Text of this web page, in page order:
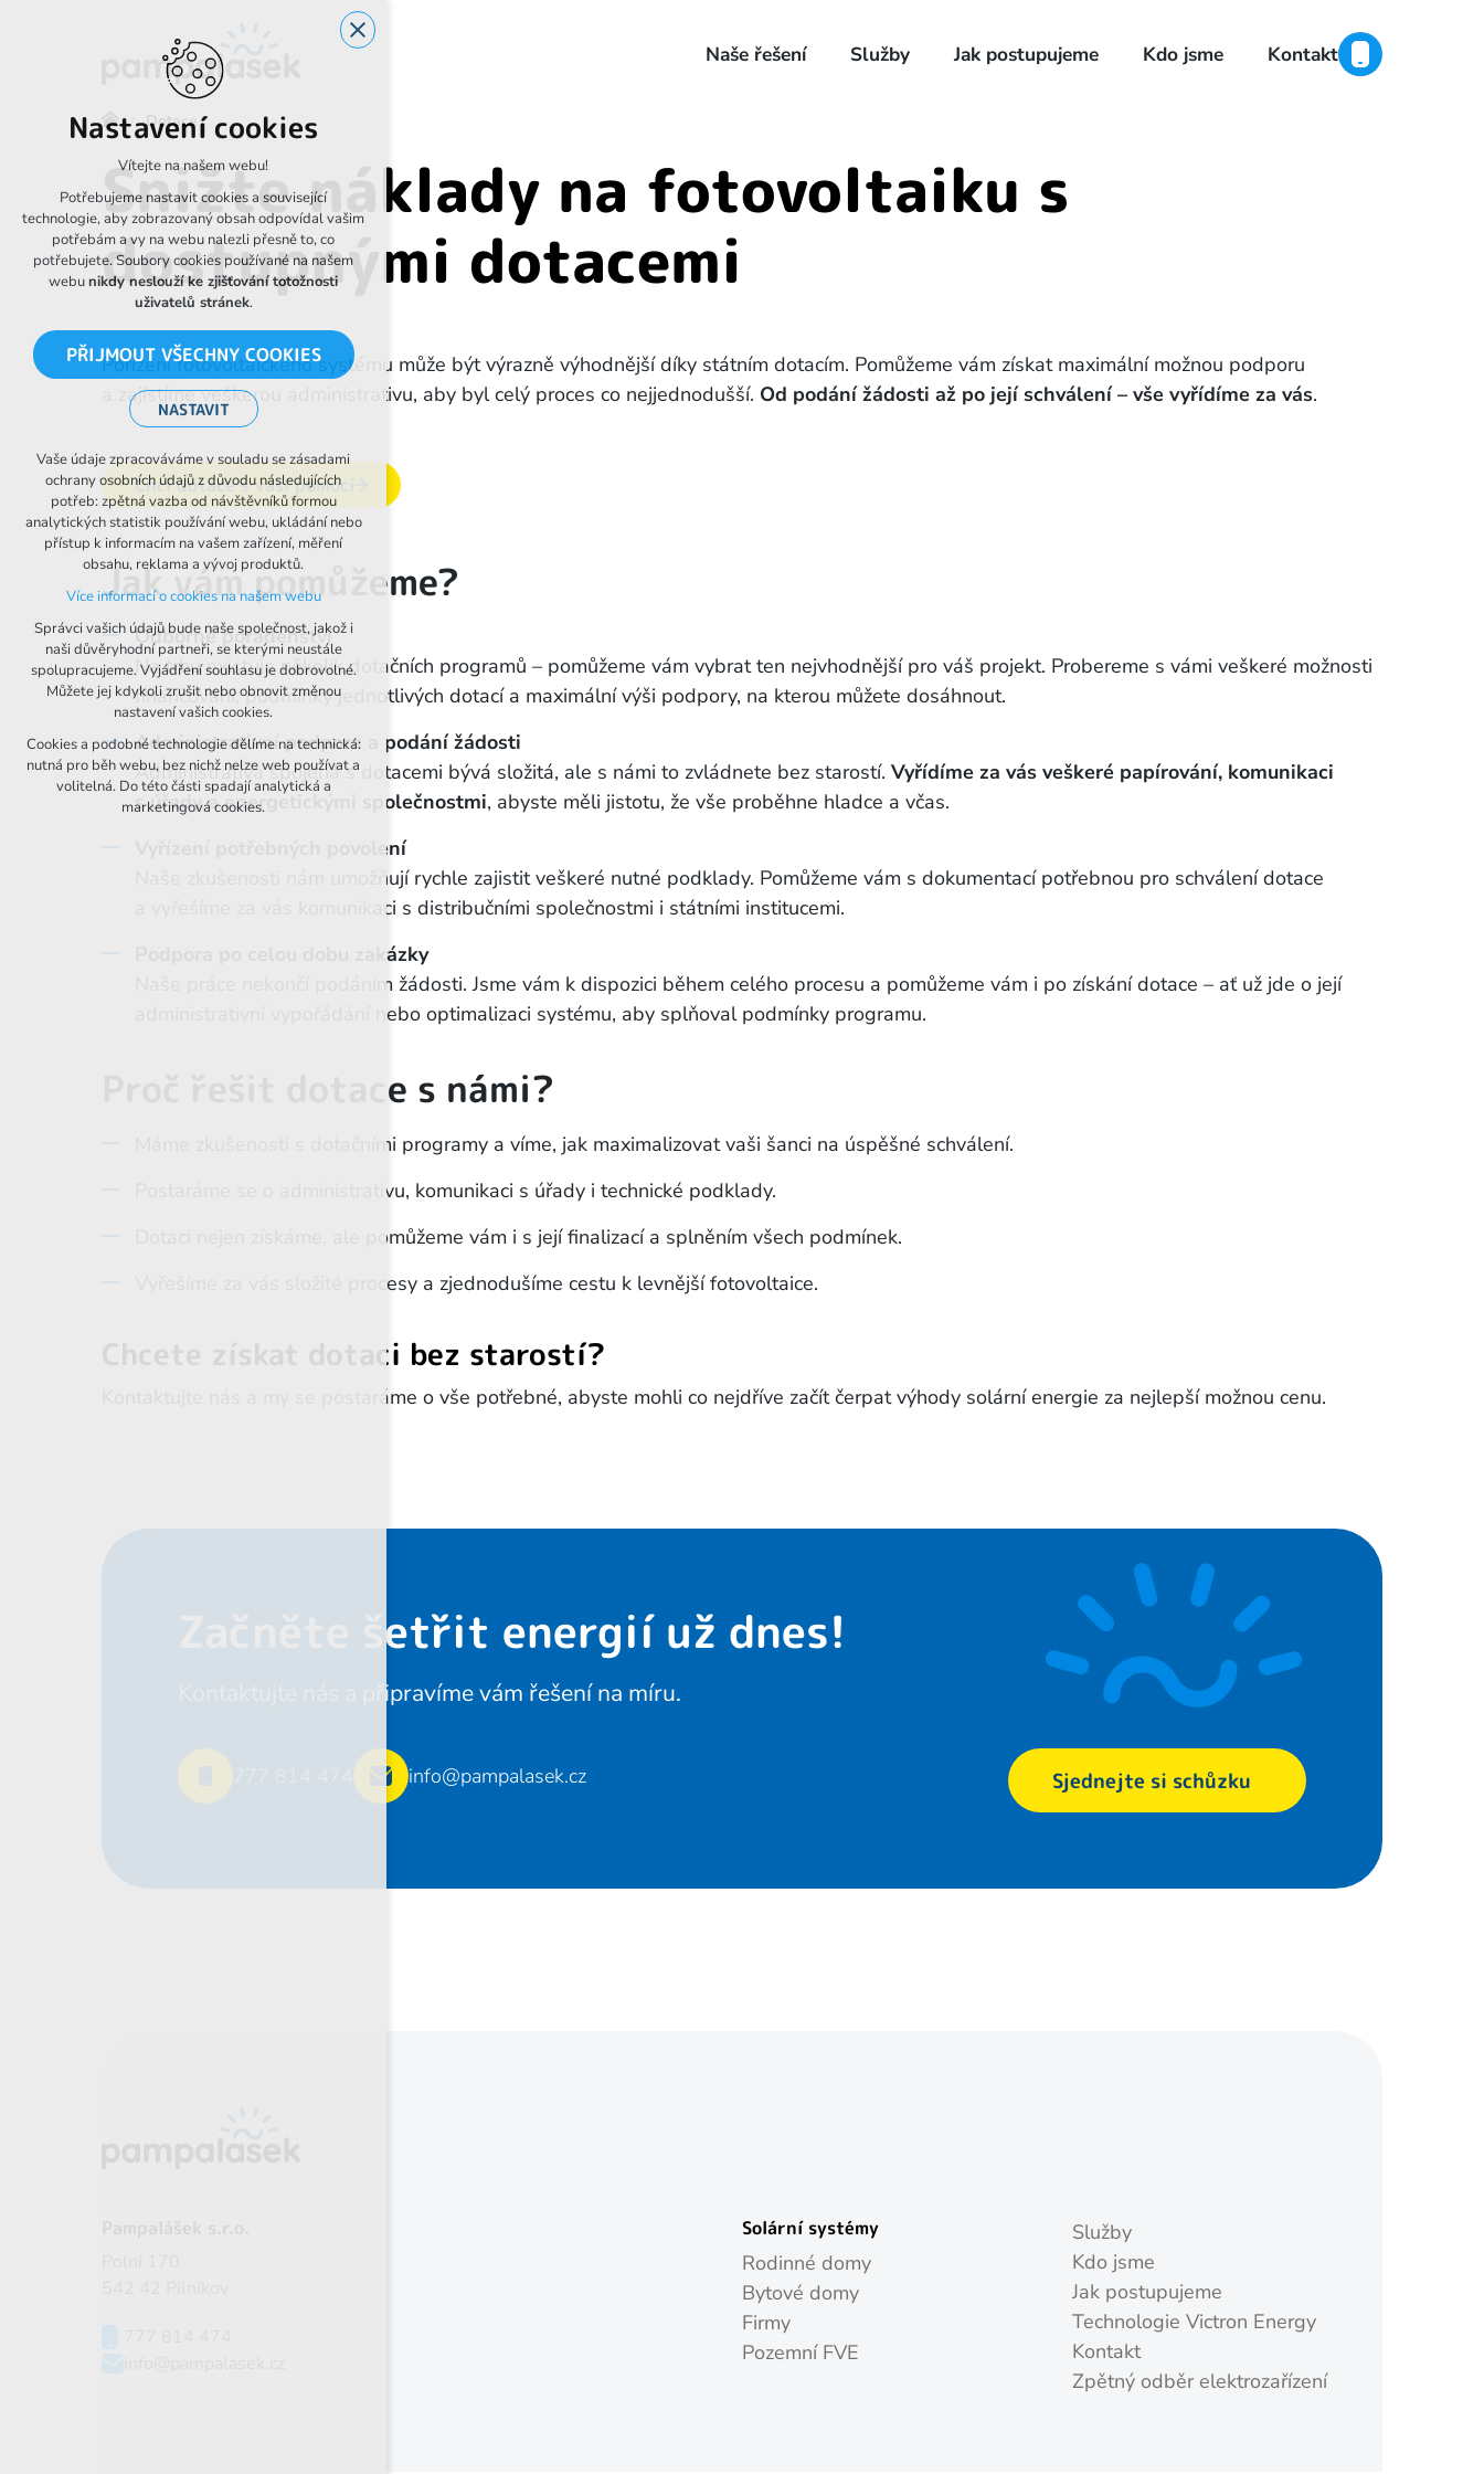
Naše řešení Služby Jak postupujeme Kdo jsme Kontakt
Dotace
Snižte náklady na fotovoltaiku s
dostupnými dotacemi
Pořízení fotovoltaického systému může být výrazně výhodnější díky státním dotacím. Pomůžeme vám získat maximální možnou podporu
a zajistíme veškerou administrativu, aby byl celý proces co nejjednodušší. Od podání žádosti až po její schválení – vše vyřídíme za vás.
Chci dotace s vaší pomocí
Jak vám pomůžeme?
Odborné poradenství
Na trhu existuje několik dotačních programů – pomůžeme vám vybrat ten nejvhodnější pro váš projekt. Probereme s vámi veškeré možnosti
financování, podmínky jednotlivých dotací a maximální výši podpory, na kterou můžete dosáhnout.
Administrativní podpora a podání žádosti
Administrativa spojená s dotacemi bývá složitá, ale s námi to zvládnete bez starostí. Vyřídíme za vás veškeré papírování, komunikaci
s úřady a energetickými společnostmi, abyste měli jistotu, že vše proběhne hladce a včas.
Vyřízení potřebných povolení
Naše zkušenosti nám umožňují rychle zajistit veškeré nutné podklady. Pomůžeme vám s dokumentací potřebnou pro schválení dotace
a vyřešíme za vás komunikaci s distribučními společnostmi i státními institucemi.
Podpora po celou dobu zakázky
Naše práce nekončí podáním žádosti. Jsme vám k dispozici během celého procesu a pomůžeme vám i po získání dotace – ať už jde o její
administrativní vypořádání nebo optimalizaci systému, aby splňoval podmínky programu.
Proč řešit dotace s námi?
Máme zkušenosti s dotačními programy a víme, jak maximalizovat vaši šanci na úspěšné schválení.
Postaráme se o administrativu, komunikaci s úřady i technické podklady.
Dotaci nejen získáme, ale pomůžeme vám i s její finalizací a splněním všech podmínek.
Vyřešíme za vás složité procesy a zjednodušíme cestu k levnější fotovoltaice.
Chcete získat dotaci bez starostí?
Kontaktujte nás a my se postaráme o vše potřebné, abyste mohli co nejdříve začít čerpat výhody solární energie za nejlepší možnou cenu.
Začněte šetřit energií už dnes!
Kontaktujte nás a připravíme vám řešení na míru.
info@pampalasek.cz Sjednejte si schůzku
Solární systémy
Rodinné domy
Bytové domy
Firmy
Pozemní FVE
Služby
Kdo jsme
Jak postupujeme
Technologie Victron Energy
Kontakt
Zpětný odběr elektrozařízení
Nastavení cookies
Vítejte na našem webu!
Potřebujeme nastavit cookies a související
technologie, aby zobrazovaný obsah odpovídal vašim
potřebám a vy na webu nalezli přesně to, co
potřebujete. Soubory cookies používané na našem
webunikdy neslouží ke zjišťování totožnosti
uživatelů stránek.
PŘIJMOUT VŠECHNY COOKIES
NASTAVIT
Technická cookies
nutná pro provozování webu
udržení kontextu stránek (session): případná
přihlášení, volby jazyka, apod.
analytická pro anonymizované vyhodnocení
návštěvnosti
marketingová cookies (Google, Seznam,
Více informací o cookies na našem webu
Vaše údaje zpracováváme v souladu se zásadami
ochrany osobních údajů z důvodu následujících
potřeb: zpětná vazba od návštěvníků formou
analytických statistik používání webu, ukládání nebo
přístup k informacím na vašem zařízení, měření
obsahu, reklama a vývoj produktů.
Více informací o cookies na našem webu
Správci vašich údajů bude naše společnost, jakož i
naši důvěryhodní partneři, se kterými neustále
spolupracujeme. Vyjádření souhlasu je dobrovolné.
Můžete jej kdykoli zrušit nebo obnovit změnou
nastavení vašich cookies.
Cookies a podobné technologie dělíme na technická:
nutná pro běh webu, bez nichž nelze web používat a
volitelná. Do této části spadají analytická a
marketingová cookies.